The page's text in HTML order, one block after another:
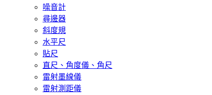
噪音計
尋邊器
斜度規
水平尺
貼尺
直尺、角度儀、角尺
雷射墨線儀
雷射測距儀